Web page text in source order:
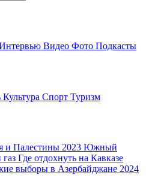
Видео Фото Подкасты
Культура Спорт Туризм
и Палестины 2023 Южный
Где отдохнуть на Кавказе
выборы в Азербайджане 2024